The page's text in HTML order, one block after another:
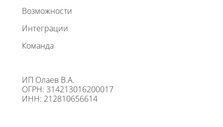
Возможности
Интеграции
Команда
ИП Олаев В.А.
ОГРН: 314213016200017
ИНН: 212810656614